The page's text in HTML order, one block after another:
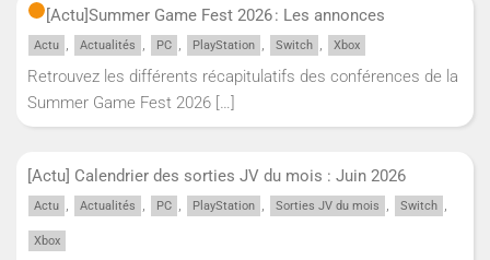
[Actu]Summer Game Fest 2026 : Les annonces
Actu , Actualités , PC , PlayStation , Switch , Xbox
Retrouvez les différents récapitulatifs des conférences de la
Summer Game Fest 2026 […]
[Actu] Calendrier des sorties JV du mois : Juin 2026
Actu , Actualités , PC , PlayStation , Sorties JV du mois , Switch ,
Xbox